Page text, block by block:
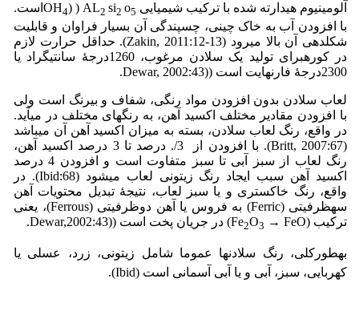
آلومینیوم هیدارته شده با ترکیب شیمیایی OH
4) ) AL2 si2 o5
است.
با افزودن آب به خاک چینی، چسپندگی آن بسیار فراوان و قابلیت
شکل­دهی آن بالا می­رود (Zakin, 2011:12-13). حداقل حرارت لازم
در کورهبرای تولید یک سلادن مرغوب، 1260­­درجۀ سانتیگراد یا
2300­درجۀ فارنهایت است ((Dewar, 2002:43.
لعاب سلادن بدون افزودن مواد رنگی، شفاف و بی­رنگ است ولی
با افزودن مقادیر مختلف اکسید آهن، به رنگ­های مختلف در می­آید.
در واقع، رنگ لعاب سلادن، بسته به میزان اکسید آهن آن می­باشد
(Britt, 2007:67). با افزودن از 3/. درصد تا 3 درصد اکسید آهن،
رنگ لعاب از سبز آبی تا سبز متفاوت است و افزودن 4 درصد
اکسید آهن سبب ایجاد رنگ زیتونی لعاب می­شود (Ibid:68). در
واقع، رنگ خاکستری و یا سبز لعاب، نتیجۀ تبدیل محتویات آهن
سه­ظرفیتی (Ferric) به فروس یا آهن دو­ظرفیتی (Ferrous)، یعنی
ترکیب (Fe
2O3 → FeO) در جریان پخت است ((Dewar,2002:43.
به­طور­ کلی، رنگ­ سلادن­ها عموما شامل زیتونی، زرد، عسلی یا
کهربایی، سبز، آبی و یا آبی آسمانی است (Ibid).